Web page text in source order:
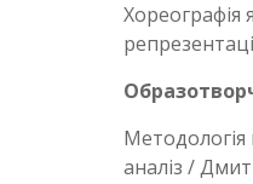
Хореографія
аналіз /